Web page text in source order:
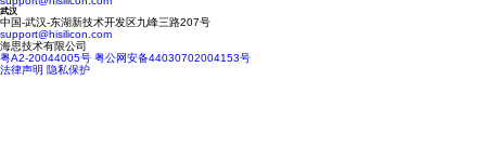
武汉
中国-武汉-东湖新技术开发区九峰三路207号
support@hisilicon.com
海思技术有限公司
粤A2-20044005号 粤公网安备44030702004153号
法律声明 隐私保护